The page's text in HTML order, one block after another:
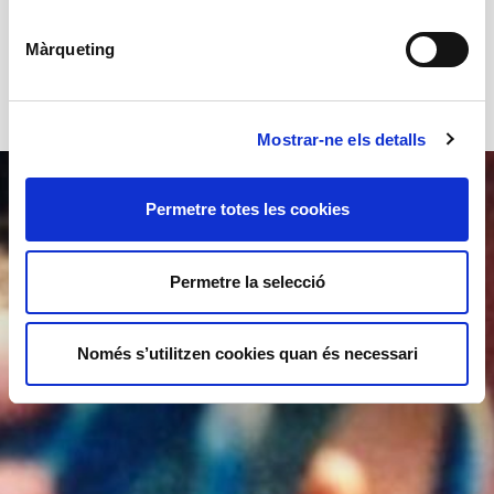
Màrqueting
Mostrar-ne els detalls
Permetre totes les cookies
Permetre la selecció
Només s’utilitzen cookies quan és necessari